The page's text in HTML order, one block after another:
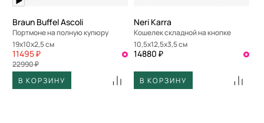
Braun Buffel Ascoli
Портмоне на полную купюру
19x10x2,5 см
11495 ₽
22990 ₽
В КОРЗИНУ
Neri Karra
Кошелек складной на кнопке
10,5x12,5x3,5 см
14880 ₽
В КОРЗИНУ